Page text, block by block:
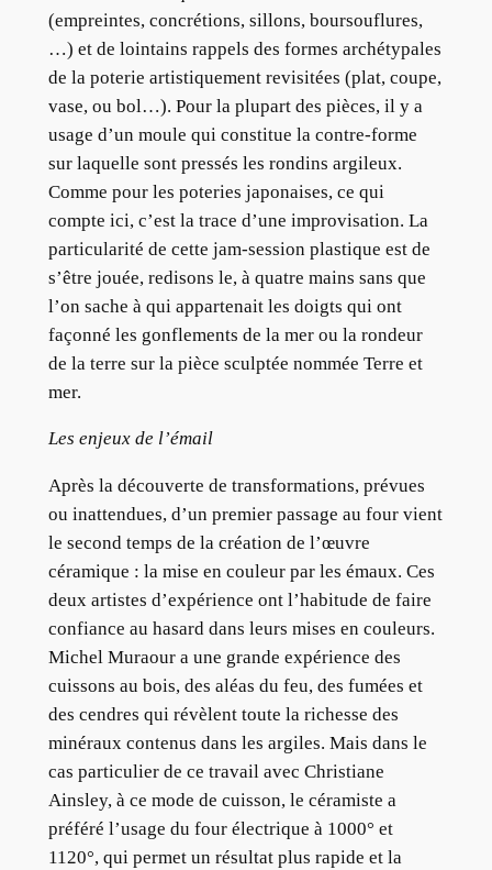
(empreintes, concrétions, sillons, boursouflures,
…) et de lointains rappels des formes archétypales
de la poterie artistiquement revisitées (plat, coupe,
vase, ou bol…). Pour la plupart des pièces, il y a
usage d’un moule qui constitue la contre-forme
sur laquelle sont pressés les rondins argileux.
Comme pour les poteries japonaises, ce qui
compte ici, c’est la trace d’une improvisation. La
particularité de cette jam-session plastique est de
s’être jouée, redisons le, à quatre mains sans que
l’on sache à qui appartenait les doigts qui ont
façonné les gonflements de la mer ou la rondeur
de la terre sur la pièce sculptée nommée Terre et
mer.
Les enjeux de l’émail
Après la découverte de transformations, prévues
ou inattendues, d’un premier passage au four vient
le second temps de la création de l’œuvre
céramique : la mise en couleur par les émaux. Ces
deux artistes d’expérience ont l’habitude de faire
confiance au hasard dans leurs mises en couleurs.
Michel Muraour a une grande expérience des
cuissons au bois, des aléas du feu, des fumées et
des cendres qui révèlent toute la richesse des
minéraux contenus dans les argiles. Mais dans le
cas particulier de ce travail avec Christiane
Ainsley, à ce mode de cuisson, le céramiste a
préféré l’usage du four électrique à 1000° et
1120°, qui permet un résultat plus rapide et la